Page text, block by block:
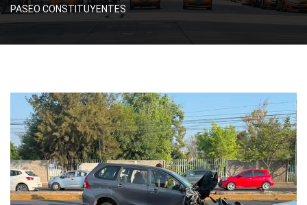
PASEO CONSTITUYENTES